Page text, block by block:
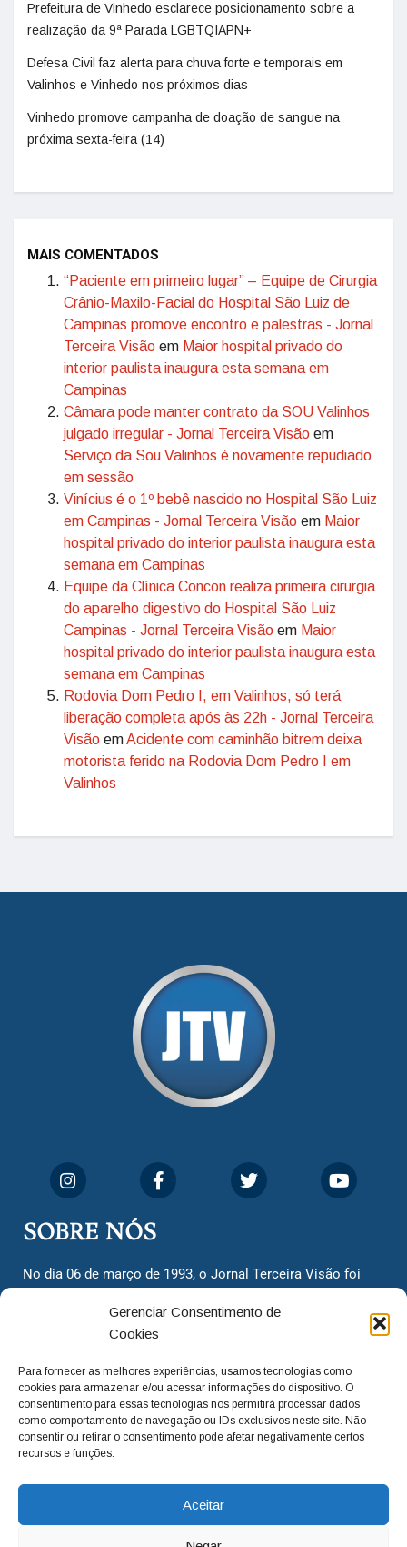
Gerenciar Consentimento de
Cookies
Para fornecer as melhores experiências, usamos tecnologias como
cookies para armazenar e/ou acessar informações do dispositivo. O
consentimento para essas tecnologias nos permitirá processar dados
como comportamento de navegação ou IDs exclusivos neste site. Não
consentir ou retirar o consentimento pode afetar negativamente certos
recursos e funções.
Aceitar
Prefeitura de Vinhedo esclarece posicionamento sobre a
realização da 9ª Parada LGBTQIAPN+
Defesa Civil faz alerta para chuva forte e temporais em
Valinhos e Vinhedo nos próximos dias
Vinhedo promove campanha de doação de sangue na
próxima sexta-feira (14)
MAIS COMENTADOS
“Paciente em primeiro lugar” – Equipe de Cirurgia
Crânio-Maxilo-Facial do Hospital São Luiz de
Campinas promove encontro e palestras - Jornal
Terceira Visão em Maior hospital privado do
interior paulista inaugura esta semana em
Campinas
Câmara pode manter contrato da SOU Valinhos
julgado irregular - Jornal Terceira Visão em
Serviço da Sou Valinhos é novamente repudiado
em sessão
Vinícius é o 1º bebê nascido no Hospital São Luiz
em Campinas - Jornal Terceira Visão em Maior
hospital privado do interior paulista inaugura esta
semana em Campinas
Equipe da Clínica Concon realiza primeira cirurgia
do aparelho digestivo do Hospital São Luiz
Campinas - Jornal Terceira Visão em Maior
hospital privado do interior paulista inaugura esta
semana em Campinas
Rodovia Dom Pedro I, em Valinhos, só terá
liberação completa após às 22h - Jornal Terceira
Visão emAcidente com caminhão bitrem deixa
motorista ferido na Rodovia Dom Pedro I em
Valinhos
SOBRE NÓS
No dia 06 de março de 1993, o Jornal Terceira Visão foi
cidadãos valinhenses, já que naquela época só existiam
dois jornais. Há mais de 30 anos, o jornal continua
com o foco de trazer as melhores notícias. Nunca
deixamos de lado as necessidades do cidadão, sempre
questionando os órgãos públicos em busca de melhorias
para a cidade e sempre cobrando resoluções para casos
adm@jtv.com.br (19) 3929-6225